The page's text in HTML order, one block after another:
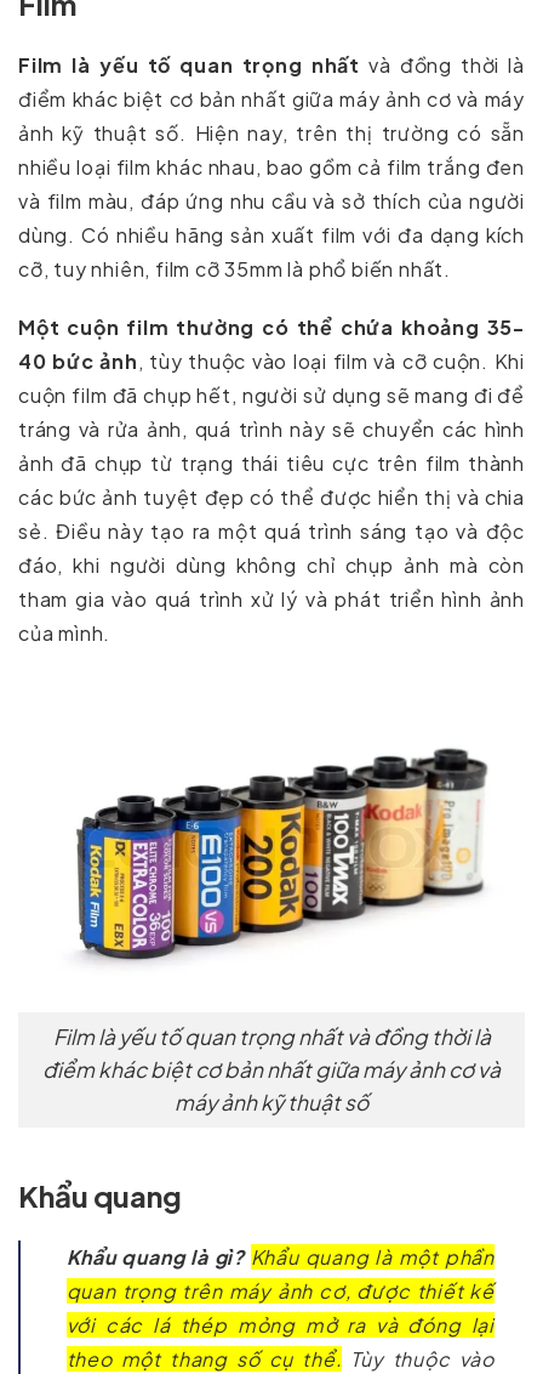
Film là yếu tố quan trọng nhất và đồng thời là
điểm khác biệt cơ bản nhất giữa máy ảnh cơ và máy
ảnh kỹ thuật số. Hiện nay, trên thị trường có sẵn
nhiều loại film khác nhau, bao gồm cả film trắng đen
và film màu, đáp ứng nhu cầu và sở thích của người
dùng. Có nhiều hãng sản xuất film với đa dạng kích
cỡ, tuy nhiên, film cỡ 35mm là phổ biến nhất.
Một cuộn film thường có thể chứa khoảng 35-
40 bức ảnh, tùy thuộc vào loại film và cỡ cuộn. Khi
cuộn film đã chụp hết, người sử dụng sẽ mang đi để
tráng và rửa ảnh, quá trình này sẽ chuyển các hình
ảnh đã chụp từ trạng thái tiêu cực trên film thành
các bức ảnh tuyệt đẹp có thể được hiển thị và chia
sẻ. Điều này tạo ra một quá trình sáng tạo và độc
đáo, khi người dùng không chỉ chụp ảnh mà còn
tham gia vào quá trình xử lý và phát triển hình ảnh
của mình.
Film là yếu tố quan trọng nhất và đồng thời là
điểm khác biệt cơ bản nhất giữa máy ảnh cơ và
máy ảnh kỹ thuật số
Khẩu quang
Khẩu quang là gì? Khẩu quang là một phần
quan trọng trên máy ảnh cơ, được thiết kế
với các lá thép mỏng mở ra và đóng lại
theo một thang số cụ thể. Tùy thuộc vào